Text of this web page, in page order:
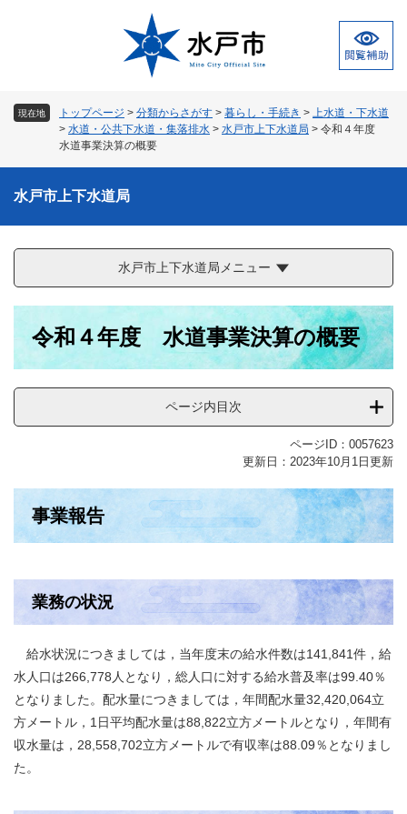
現在地 トップページ > 分類からさがす > 暮らし・手続き > 上水道・下水道
> 水道・公共下水道・集落排水 > 水戸市上下水道局 > 令和４年度
水道事業決算の概要
水戸市上下水道局
水戸市上下水道局メニュー
令和４年度 水道事業決算の概要
ページ内目次
ページID：0057623
更新日：2023年10月1日更新
事業報告
業務の状況
給水状況につきましては，当年度末の給水件数は141,841件，給
水人口は266,778人となり，総人口に対する給水普及率は99.40％
となりました。配水量につきましては，年間配水量32,420,064立
方メートル，1日平均配水量は88,822立方メートルとなり，年間有
収水量は，28,558,702立方メートルで有収率は88.09％となりまし
た。